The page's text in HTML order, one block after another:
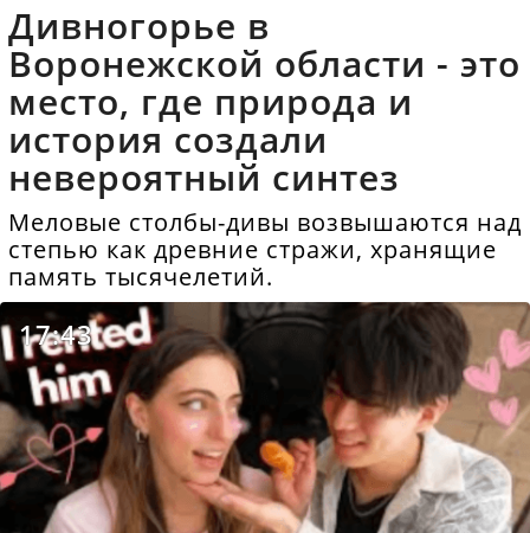
Дивногорье в
Воронежской области - это
место, где природа и
история создали
невероятный синтез
Меловые столбы-дивы возвышаются над
степью как древние стражи, хранящие
память тысячелетий.
17:43